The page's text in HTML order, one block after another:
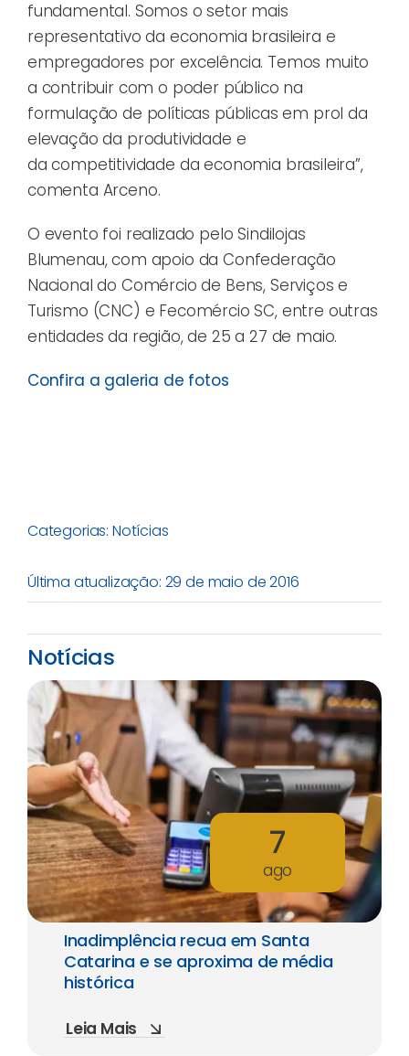
fundamental. Somos o setor mais
representativo da economia brasileira e
empregadores por excelência. Temos muito
a contribuir com o poder público na
formulação de políticas públicas em prol da
elevação da produtividade e
da competitividade da economia brasileira”,
comenta Arceno.
O evento foi realizado pelo Sindilojas
Blumenau, com apoio da Confederação
Nacional do Comércio de Bens, Serviços e
Turismo (CNC) e Fecomércio SC, entre outras
entidades da região, de 25 a 27 de maio.
Confira a galeria de fotos
Categorias: Notícias
Última atualização: 29 de maio de 2016
Notícias
7
ago
Inadimplência recua em Santa
Catarina e se aproxima de média
histórica
Leia Mais